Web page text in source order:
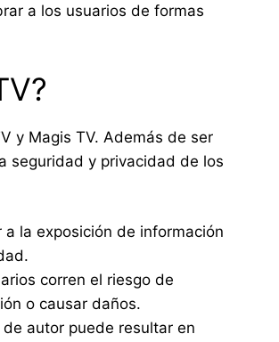
a los usuarios de formas
y Magis TV. Además de ser
seguridad y privacidad de los
la exposición de información
corren el riesgo de
o causar daños.
autor puede resultar en